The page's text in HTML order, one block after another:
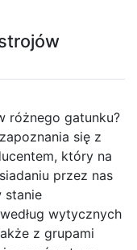
różnego gatunku?
się z
który na
przez nas
stanie
wytycznych
z grupami